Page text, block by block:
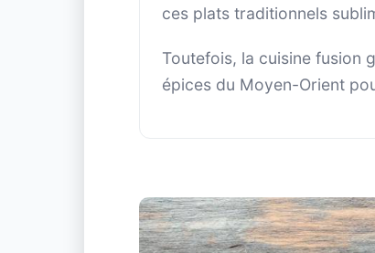
ces plats traditionnels
Toutefois, la cuisine fusion
épices du Moyen-Orient